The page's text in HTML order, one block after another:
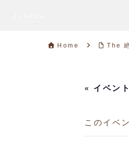
Home The
« イベン
このイベ